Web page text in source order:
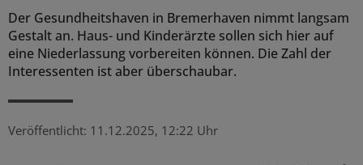
Der Gesundheitshaven in Bremerhaven nimmt langsam
Gestalt an. Haus- und Kinderärzte sollen sich hier auf
eine Niederlassung vorbereiten können. Die Zahl der
Interessenten ist aber überschaubar.
Veröffentlicht: 11.12.2025, 12:22 Uhr